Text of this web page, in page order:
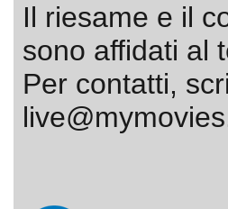
Il riesame e il
sono affidati al
Per contatti,